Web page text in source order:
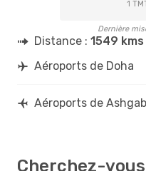
1
Dernière
Distance : 1549 kms
Aéroports de Doha
Aéroports de
Cherchez-